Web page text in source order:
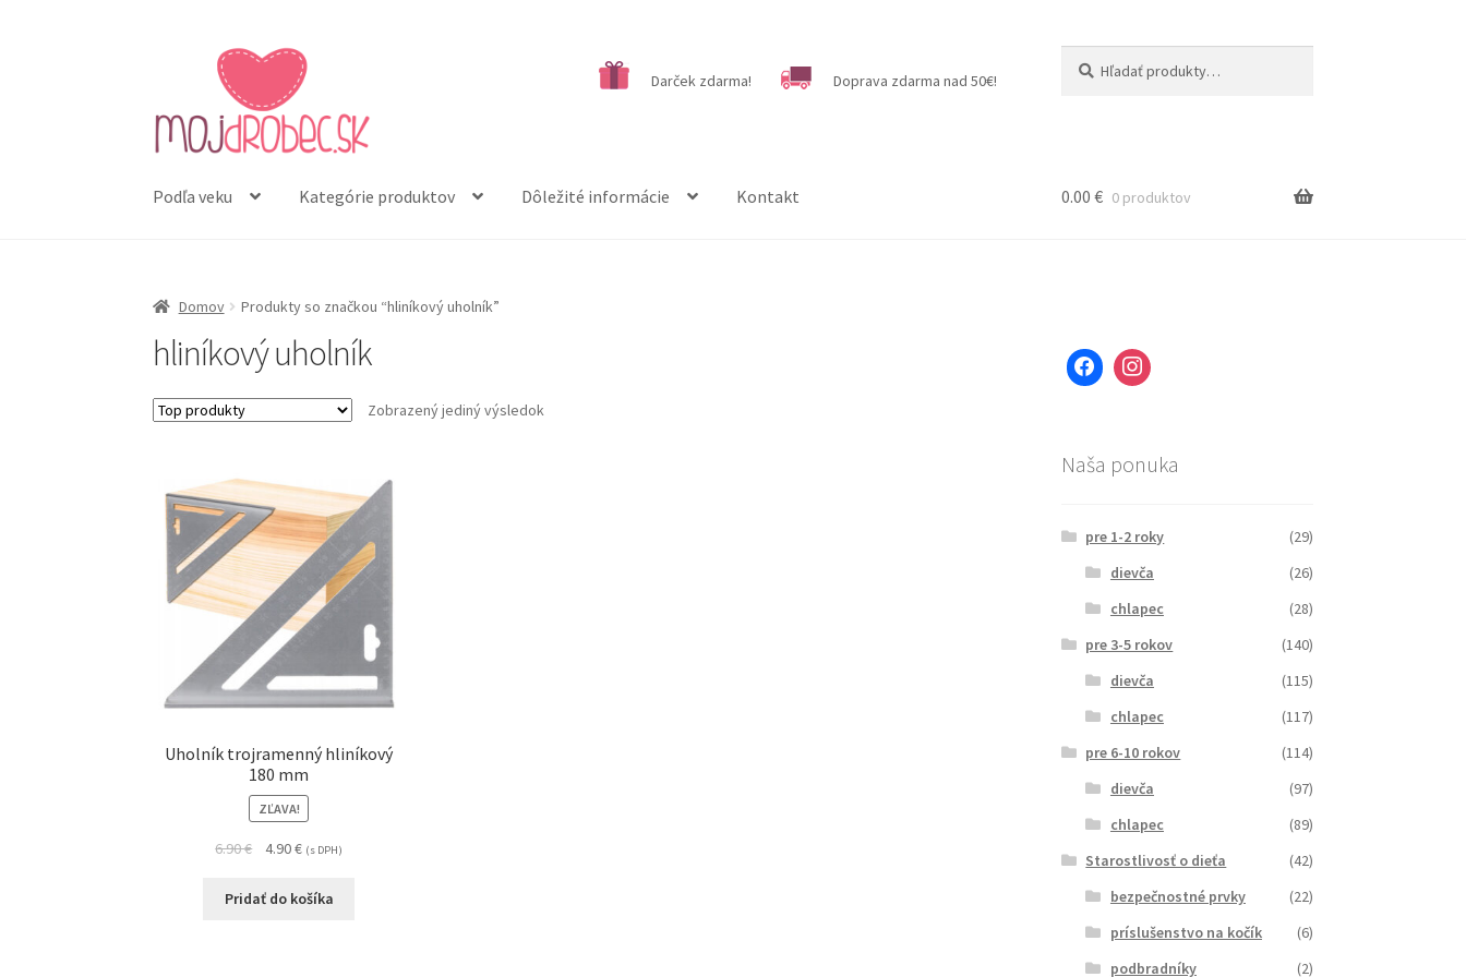
Preskočiť
navigáciu
Preskočiť
obsah
Darček zdarma! Doprava zdarma nad 50€!
Podľa veku Kategórie produktov Dôležité informácie Kontakt 0.00 € 0 produktov
Domov Produkty so značkou “hliníkový uholník”
hliníkový uholník
Zobrazený jediný výsledok
Uholník trojramenný hliníkový
180 mm
ZĽAVA!
6.90€ 4.90€ (s DPH)
Pridať do košíka
Naša ponuka
pre 1-2 roky
(29)
dievča
(26)
chlapec
(28)
pre 3-5 rokov
(140)
dievča
(115)
chlapec
(117)
pre 6-10 rokov
(114)
dievča
(97)
chlapec
(89)
Starostlivosť o dieťa
(42)
bezpečnostné prvky
(22)
príslušenstvo na kočík
(6)
podbradníky
(2)